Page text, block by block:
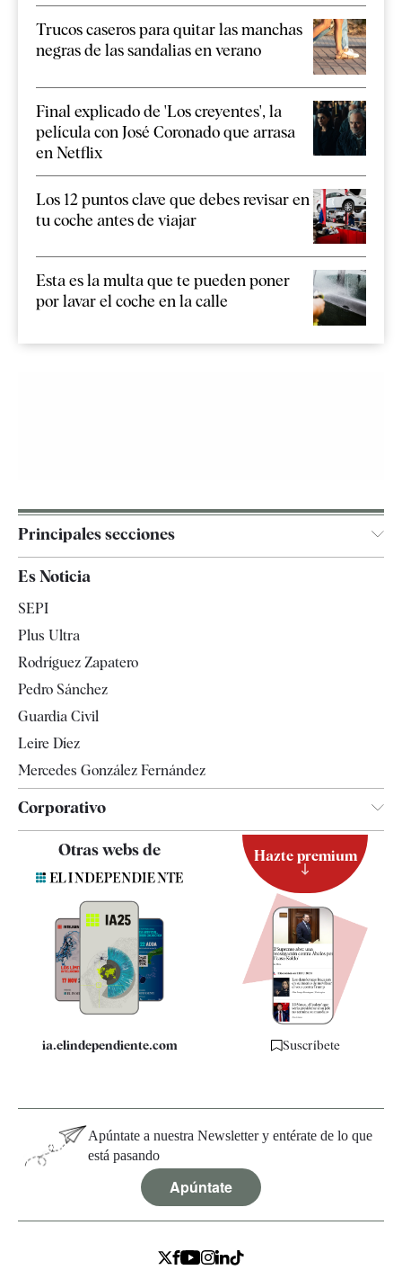
Trucos caseros para quitar las manchas
negras de las sandalias en verano
Final explicado de 'Los creyentes', la
película con José Coronado que arrasa
en Netflix
Los 12 puntos clave que debes revisar en
tu coche antes de viajar
Esta es la multa que te pueden poner
por lavar el coche en la calle
Principales secciones
España
Televisión
Es Noticia
SEPI
Plus Ultra
Rodríguez Zapatero
Pedro Sánchez
Guardia Civil
Leire Díez
Mercedes González Fernández
Corporativo
Contacto
Quiénes somos
Especificaciones
Otras webs de
ia.elindependiente.com
Hazte premium
Suscríbete
Apúntate a nuestra Newsletter y entérate de lo que
está pasando
Apúntate